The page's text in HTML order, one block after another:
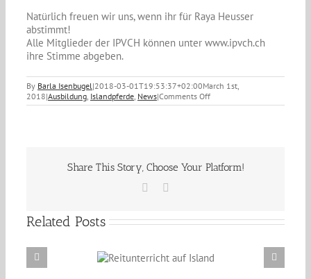
Natürlich freuen wir uns, wenn ihr für Raya Heusser
abstimmt!
Alle Mitglieder der IPVCH können unter www.ipvch.ch
ihre Stimme abgeben.
By Barla Isenbugel |2018-03-01T19:53:37+02:00March 1st,
2018|Ausbildung Islandpferde News|Comments Offon
Raya
nominiert!
Share This Story, Choose Your Platform!
Facebook
Related Posts
auf
Neue Verkaufspferde unterwegs in